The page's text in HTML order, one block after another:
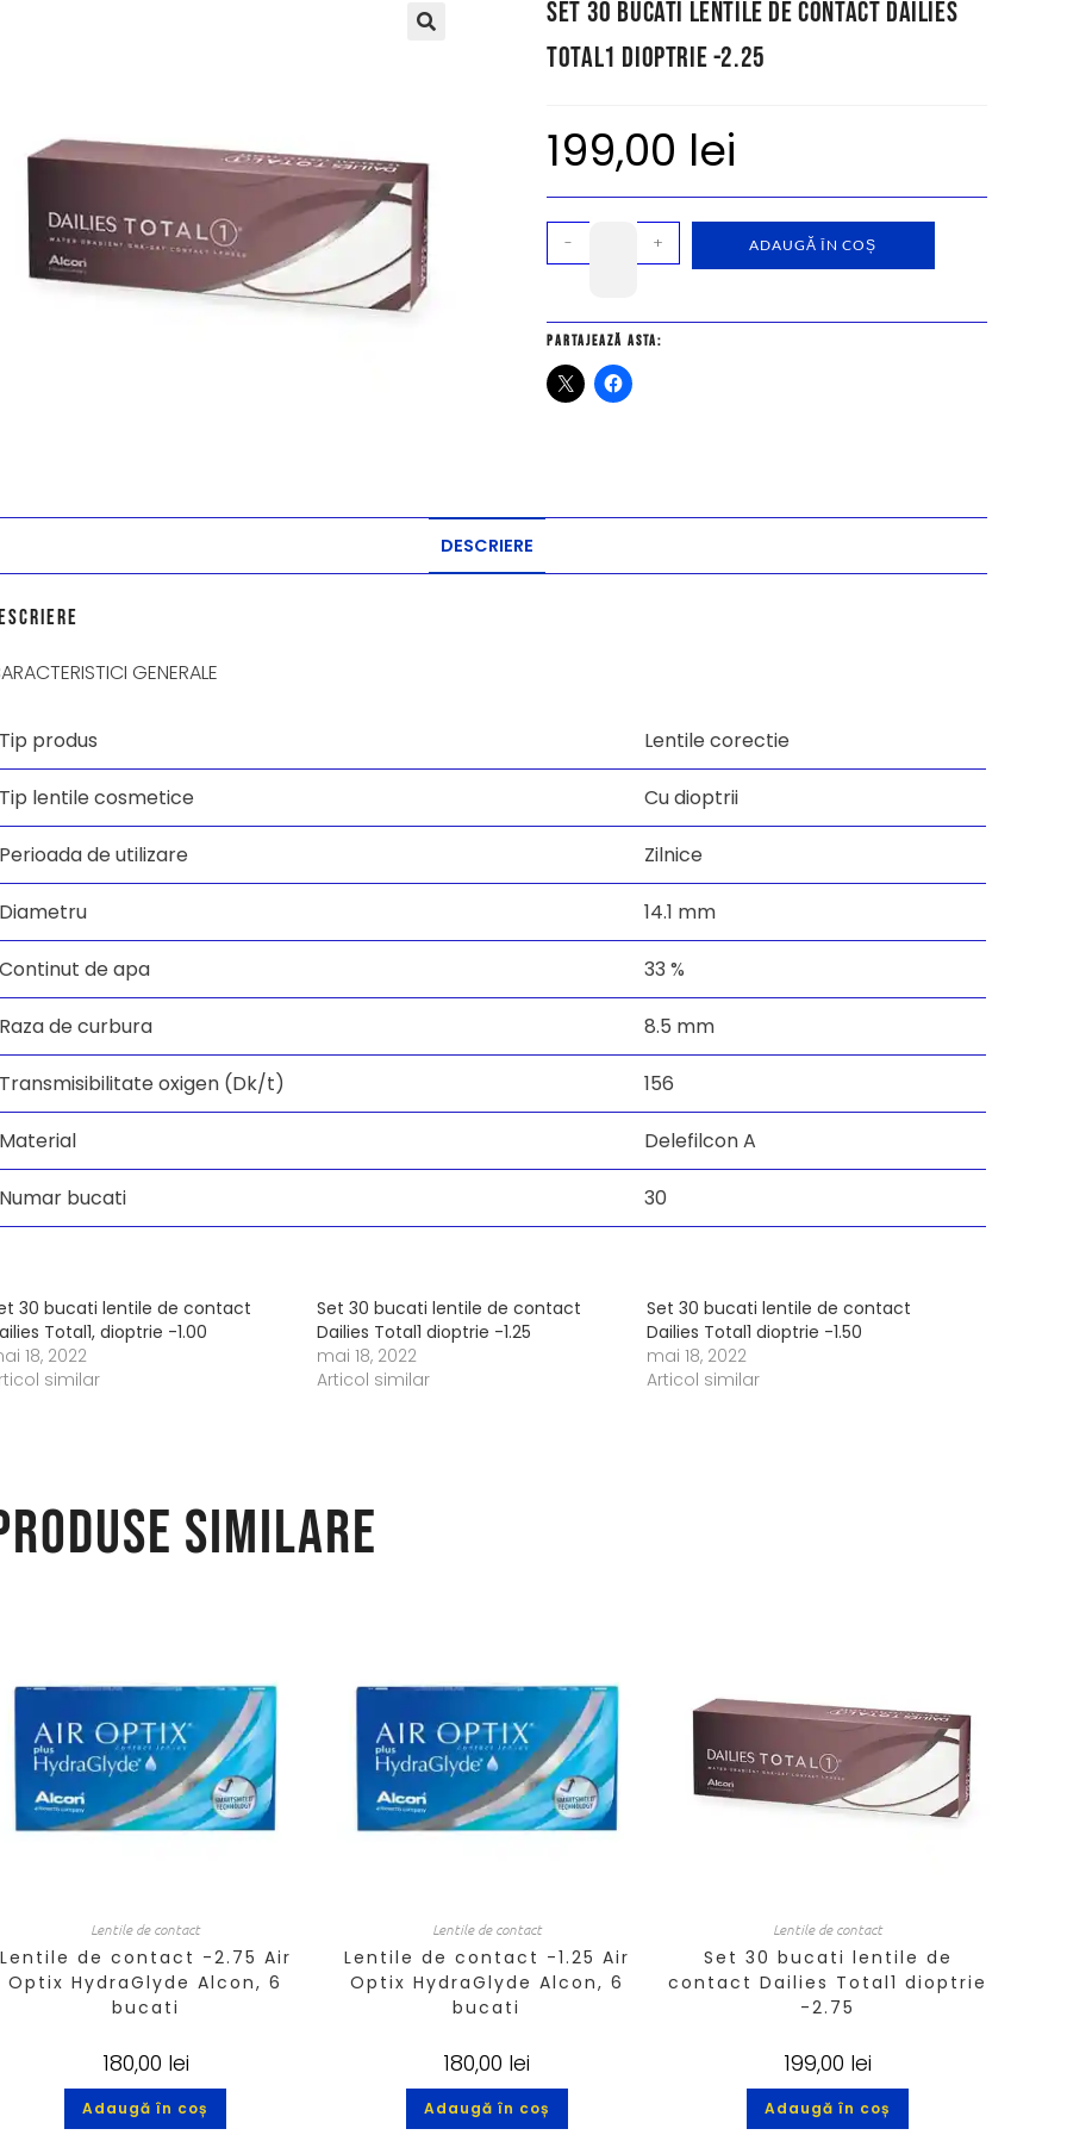
Set 30 bucati lentile de contact Dailies
Total1 dioptrie -2.25
199,00 lei
- + ADAUGĂ ÎN COȘ
Partajează asta:
DESCRIERE
GENERALE
Tip produs Lentile corectie
Tip lentile cosmetice Cu dioptrii
Perioada de utilizare Zilnice
Diametru 14.1 mm
Continut de apa 33 %
Raza de curbura 8.5 mm
Transmisibilitate oxigen (Dk/t) 156
Material Delefilcon A
Numar bucati 30
30 bucati lentile de contact
Total1, dioptrie -1.00
18, 2022
similar
Set 30 bucati lentile de contact
Dailies Total1 dioptrie -1.25
mai 18, 2022
Articol similar
Set 30 bucati lentile de contact
Dailies Total1 dioptrie -1.50
mai 18, 2022
Articol similar
similare
Lentile de contact
Lentile de contact -2.75 Air
Optix HydraGlyde Alcon, 6
bucati
180,00 lei
Adaugă în coș
Lentile de contact
Lentile de contact -1.25 Air
Optix HydraGlyde Alcon, 6
bucati
180,00 lei
Adaugă în coș
Lentile de contact
Set 30 bucati lentile de
contact Dailies Total1 dioptrie
-2.75
199,00 lei
Adaugă în coș